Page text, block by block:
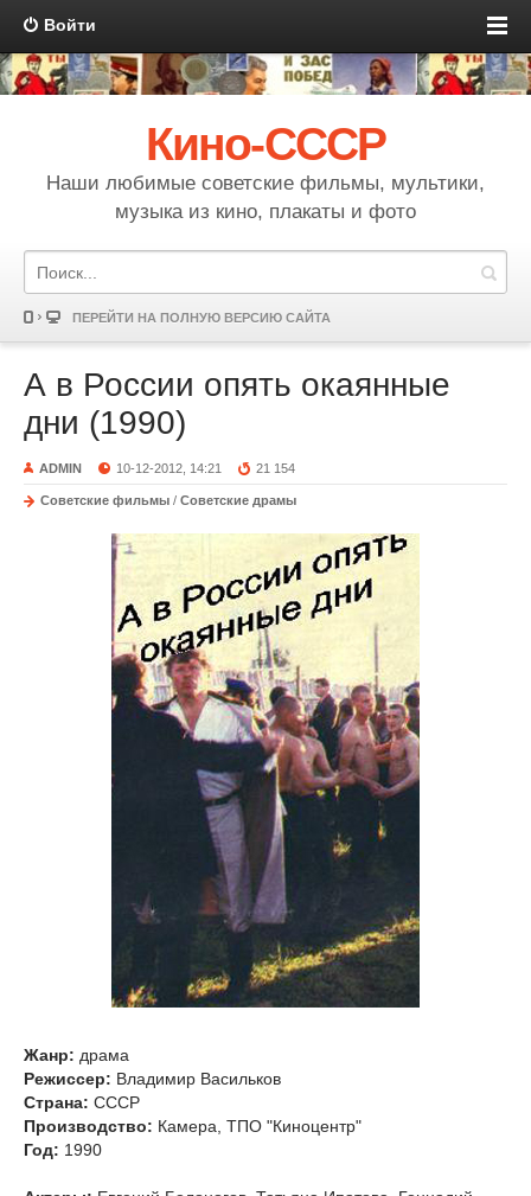
Войти
Кино-СССР
Наши любимые советские фильмы, мультики,
музыка из кино, плакаты и фото
ПЕРЕЙТИ НА ПОЛНУЮ ВЕРСИЮ САЙТА
А в России опять окаянные
дни (1990)
ADMIN 10-12-2012, 14:21 21 154
Советские фильмы / Советские драмы
Жанр: драма
Режиссер: Владимир Васильков
Страна: СССР
Производство: Камера, ТПО "Киноцентр"
Год: 1990